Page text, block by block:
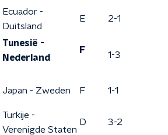
Ecuador -
Duitsland
E 2-1
Tunesië -
Nederland
F 1-3
Japan - Zweden F 1-1
Turkije -
Verenigde Staten
D 3-2